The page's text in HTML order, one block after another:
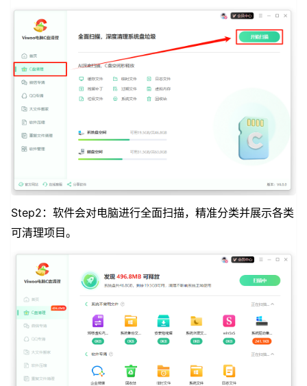
Step2：软件会对电脑进行全面扫描，精准分类并展示各类
可清理项目。